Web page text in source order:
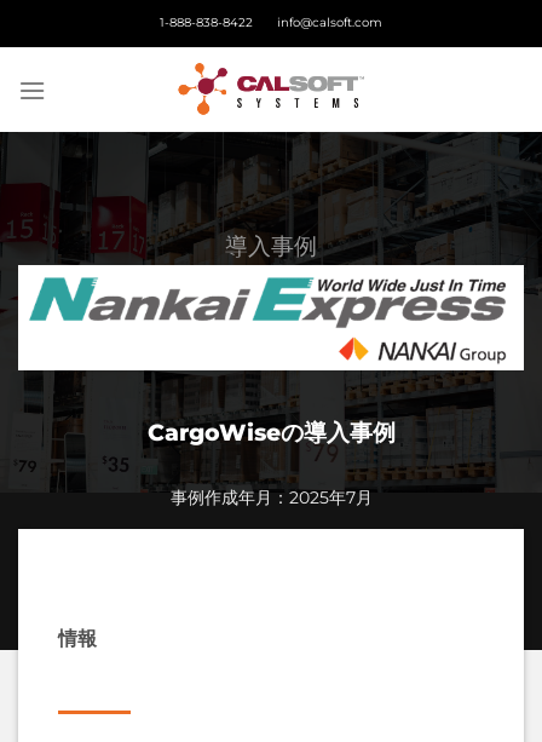
1-888-838-8422 info@calsoft.com
導⼊事例
CargoWiseの導入事例
事例作成年月：2025年7月
情報